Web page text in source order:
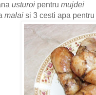
usturoi pentru mujdei
malai si 3 cesti apa pentru